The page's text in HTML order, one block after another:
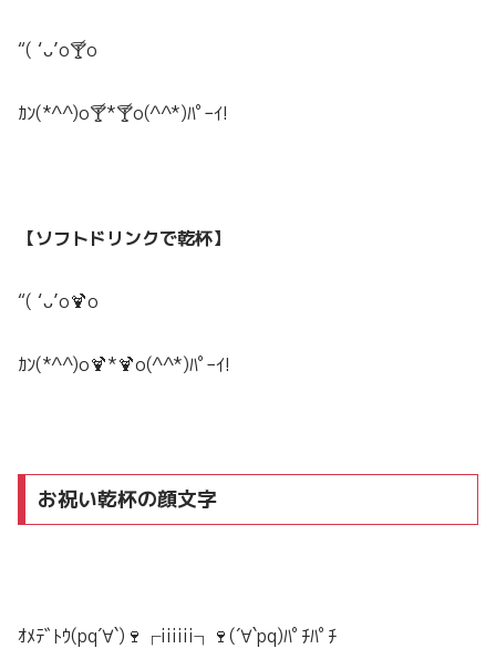
“( ‘ᴗ’o🍸o
ｶﾝ(*^^)o🍸*🍸o(^^*)ﾊﾟｰｲ!
【ソフトドリンクで乾杯】
“( ‘ᴗ’o🍹o
ｶﾝ(*^^)o🍹*🍹o(^^*)ﾊﾟｰｲ!
お祝い乾杯の顔文字
ｵﾒﾃﾞﾄｳ(pq´∀`)🍷┌iiiiii┐🍷(´∀`pq)ﾊﾟﾁﾊﾟﾁ